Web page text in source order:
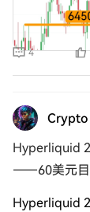
力区域，若
免。 同时下
末就围绕
反弹1927附
4
Crypto
Hyperliquid
——60美元目
Hyperliquid